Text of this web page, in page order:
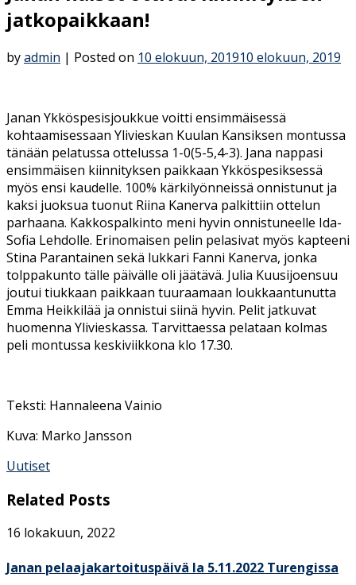
jatkopaikkaan!
byadmin | Posted on 10 elokuun, 201910 elokuun, 2019
Janan Ykköspesisjoukkue voitti ensimmäisessä
kohtaamisessaan Ylivieskan Kuulan Kansiksen montussa
tänään pelatussa ottelussa 1-0(5-5,4-3). Jana nappasi
ensimmäisen kiinnityksen paikkaan Ykköspesiksessä
myös ensi kaudelle. 100% kärkilyönneissä onnistunut ja
kaksi juoksua tuonut Riina Kanerva palkittiin ottelun
parhaana. Kakkospalkinto meni hyvin onnistuneelle Ida-
Sofia Lehdolle. Erinomaisen pelin pelasivat myös kapteeni
Stina Parantainen sekä lukkari Fanni Kanerva, jonka
tolppakunto tälle päivälle oli jäätävä. Julia Kuusijoensuu
joutui tiukkaan paikkaan tuuraamaan loukkaantunutta
Emma Heikkilää ja onnistui siinä hyvin. Pelit jatkuvat
huomenna Ylivieskassa. Tarvittaessa pelataan kolmas
peli montussa keskiviikkona klo 17.30.
Teksti: Hannaleena Vainio
Kuva: Marko Jansson
Uutiset
Related Posts
16 lokakuun, 2022
Janan pelaajakartoituspäivä la 5.11.2022 Turengissa